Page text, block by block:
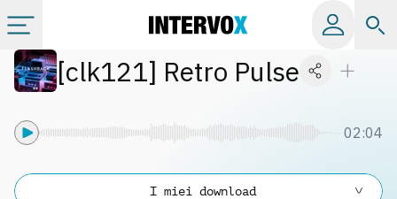
Categorie
Album
[clk121] Retro Pulse
02:04
I miei download